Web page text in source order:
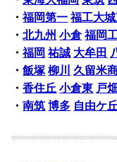
・福岡第一 福工大
・北九州 小倉 福岡
・福岡 祐誠 大牟田
・飯塚 柳川 久留米
・香住丘 小倉東 戸畑
・南筑 博多 自由ケ丘